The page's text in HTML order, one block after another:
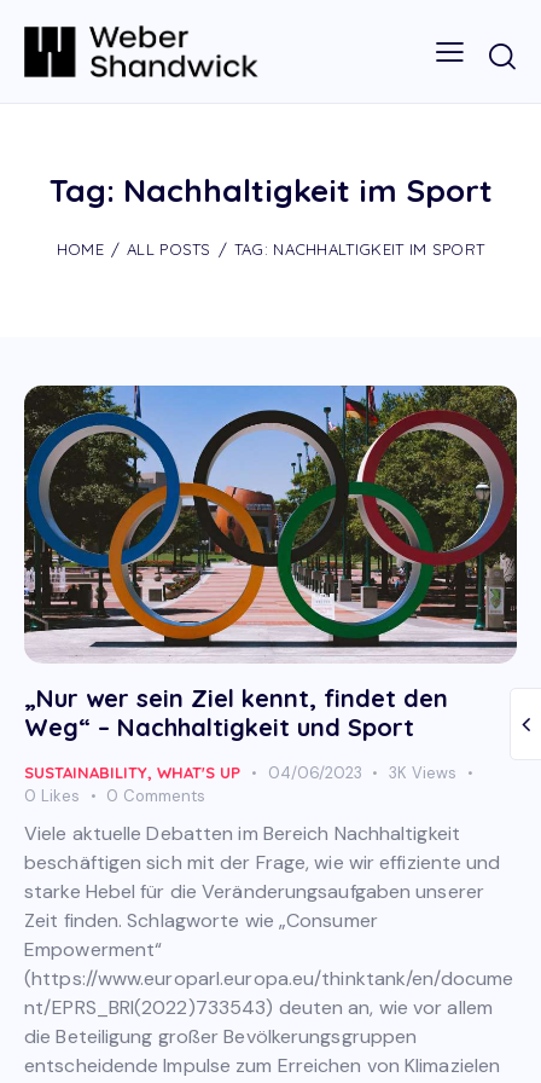
Tag: Nachhaltigkeit im Sport
HOME ALL POSTS TAG: NACHHALTIGKEIT IM SPORT
„Nur wer sein Ziel kennt, findet den
Weg“ – Nachhaltigkeit und Sport
SUSTAINABILITY, WHAT'S UP 04/06/2023 3K Views
0 Likes 0 Comments
Viele aktuelle Debatten im Bereich Nachhaltigkeit
beschäftigen sich mit der Frage, wie wir effiziente und
starke Hebel für die Veränderungsaufgaben unserer
Zeit finden. Schlagworte wie „Consumer
Empowerment“
(https://www.europarl.europa.eu/thinktank/en/docume
nt/EPRS_BRI(2022)733543) deuten an, wie vor allem
die Beteiligung großer Bevölkerungsgruppen
entscheidende Impulse zum Erreichen von Klimazielen